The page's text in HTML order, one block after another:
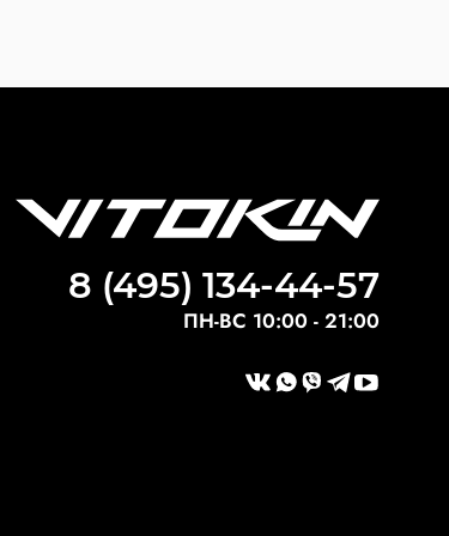
8 (495) 134-44-57
ПН-ВС 10:00 - 21:00